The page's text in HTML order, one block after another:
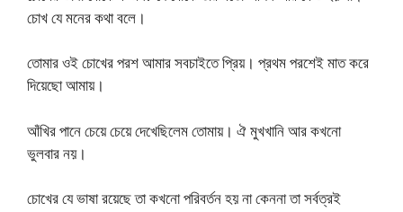
চোখ যে মনের কথা বলে।
তোমার ওই চোখের পরশ আমার সবচাইতে প্রিয়। প্রথম পরশেই মাত করে
দিয়েছো আমায়।
আঁখির পানে চেয়ে চেয়ে দেখেছিলেম তোমায়। ঐ মুখখানি আর কখনো
ভুলবার নয়।
চোখের যে ভাষা রয়েছে তা কখনো পরিবর্তন হয় না কেননা তা সর্বত্রই